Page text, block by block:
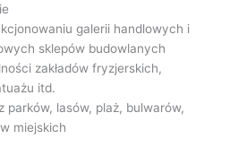
galerii handlowych i
sklepów budowlanych
zakładów fryzjerskich,
itd.
parków, lasów, plaż, bulwarów,
miejskich